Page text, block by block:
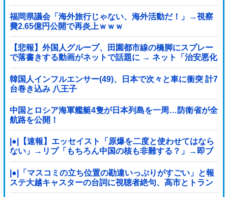
福岡県議会「海外旅行じゃない、海外活動だ！」→視察
費2.65億円公開で再炎上ｗｗｗ
【悲報】外国人グループ、田園都市線の橋脚にスプレー
で落書きする動画がネットで話題に → ネット「治安悪化
の始まり」
韓国人インフルエンサー(49)、日本で次々と車に衝突 計7
台巻き込み 八王子
中国とロシア海軍艦艇4隻が日本列島を一周…防衛省が全
航路を公開！
|●|【速報】エッセイスト「原爆を二度と使わせてはなら
ない」→リプ「もちろん中国の核も非難する？」→即ブ
ロック
|●|「マスコミの立ち位置の勘違いっぷりがすごい」と報
ステ大越キャスターの台詞に視聴者絶句、高市とトラン
プを同列視させようという思惑がひしひしと